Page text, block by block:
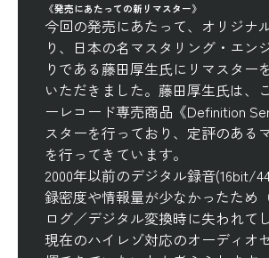
《発売にあたっての新リマスター》
今回の発売にあたって、オリジナ
り、日本の名マスタリング・エン
りである藤田厚生氏にリマスター
いただきました。藤田厚生氏は、
ーレコード専売商品《Definition
スターを行っており、定評のある
を行ってきています。
2000年以前のデジタル録音(16bit/
録密度や情報量が少なかったため
ログ／デジタル変換時に失われて
現在のハイレゾ対応のオーディオ